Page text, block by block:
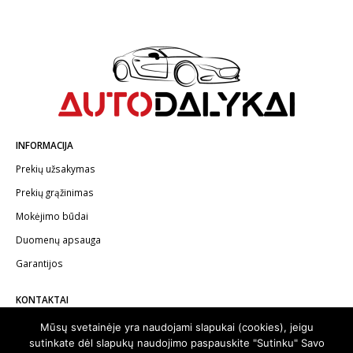
INFORMACIJA
Prekių užsakymas
Prekių grąžinimas
Mokėjimo būdai
Duomenų apsauga
Garantijos
KONTAKTAI
Telefonas:+370 602 62622
El.paštas: info@autodalykai.lt
Mūsų svetainėje yra naudojami slapukai (cookies), jeigu
sutinkate dėl slapukų naudojimo paspauskite "Sutinku" Savo